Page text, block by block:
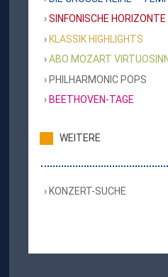
SINFONISCHE
KLASSIK HIGHLIGHTS
ABO MOZART
PHILHARMONIC POPS
BEETHOVEN-TAGE
WEITERE
KONZERT-SUCHE